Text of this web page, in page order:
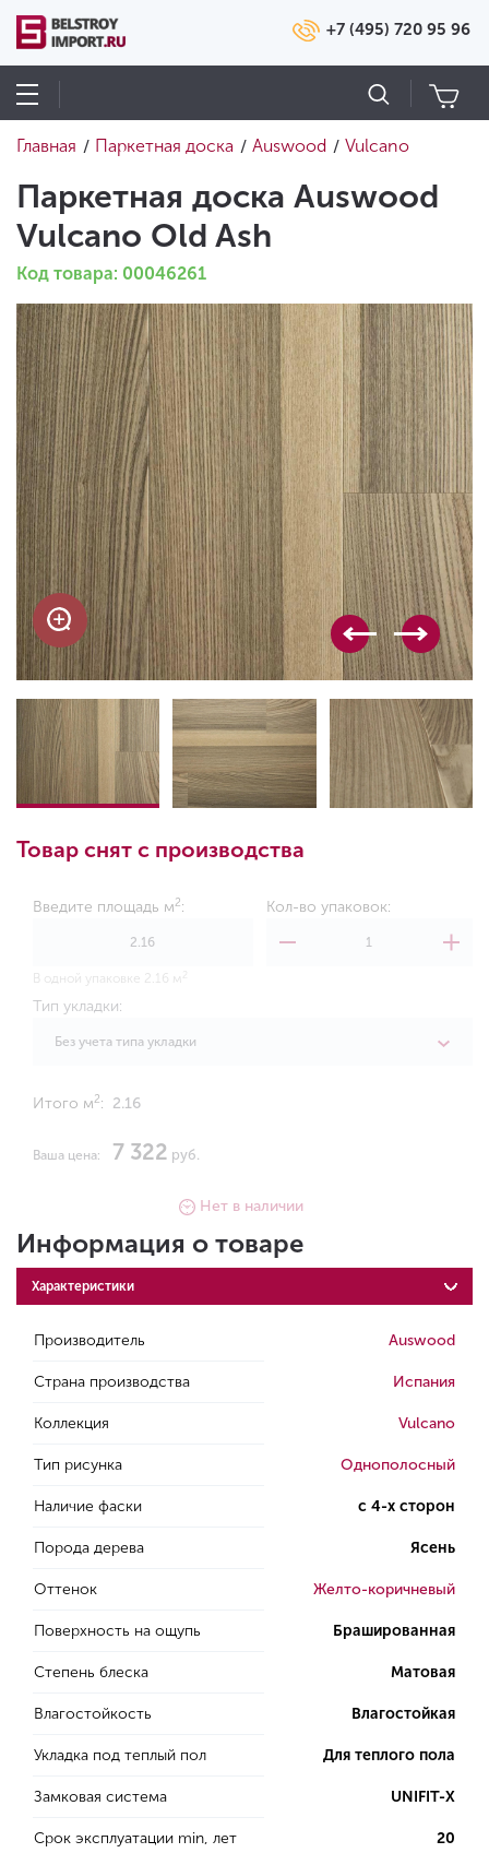
+7 (495) 720 95 96
Главная / Паркетная доска / Auswood / Vulcano
Паркетная доска Auswood
Vulcano Old Ash
Код товара: 00046261
Товар снят с производства
Введите площадь м2: Кол-во упаковок:
В одной упаковке 2.16 м
Тип укладки:
Без учета типа укладки
Итого м2: 2.16
Ваша цена: 7 322 руб.
Нет в наличии
Информация о товаре
Характеристики
Производитель Auswood
Страна производства Испания
Коллекция Vulcano
Тип рисунка Однополосный
Наличие фаски с 4-х сторон
Порода дерева Ясень
Оттенок Желто-коричневый
Поверхность на ощупь Брашированная
Степень блеска Матовая
Влагостойкость Влагостойкая
Укладка под теплый пол Для теплого пола
Замковая система UNIFIT-X
Срок эксплуатации min, лет 20